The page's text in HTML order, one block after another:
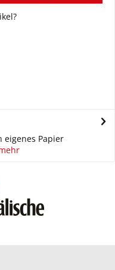
Papier